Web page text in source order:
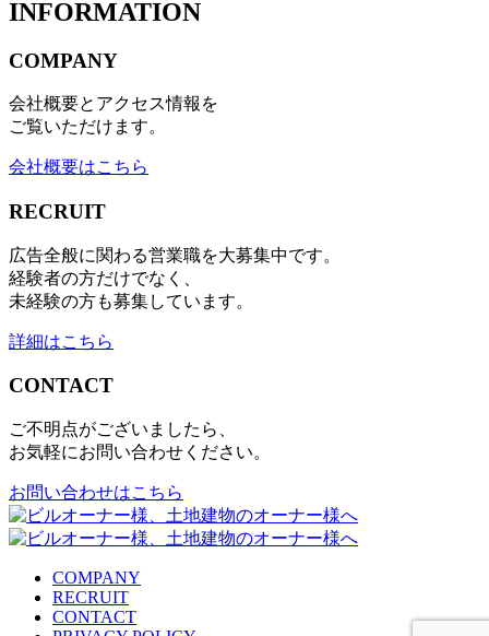
INFORMATION
COMPANY
会社概要とアクセス情報を
ご覧いただけます。
会社概要はこちら
RECRUIT
広告全般に関わる営業職を大募集中です。
経験者の方だけでなく、
未経験の方も募集しています。
詳細はこちら
CONTACT
ご不明点がございましたら、
お気軽にお問い合わせください。
お問い合わせはこちら
COMPANY
RECRUIT
CONTACT